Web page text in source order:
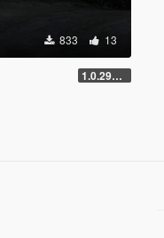
833 13
1.0.2944.0